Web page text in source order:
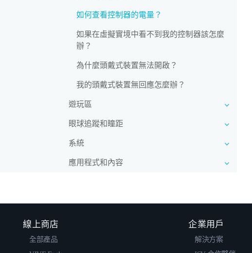
如何查看控制器的電量？
如果在虛擬實境中看不到我的控制器該怎麼
辦？
為什麼頭戴式裝置無法開啟？
我的頭戴式裝置無回應怎麼辦？
遊玩區
眼球追蹤和瞳距
系統
應用程式和內容
線上商店
全部產品
企業用戶
解決方案